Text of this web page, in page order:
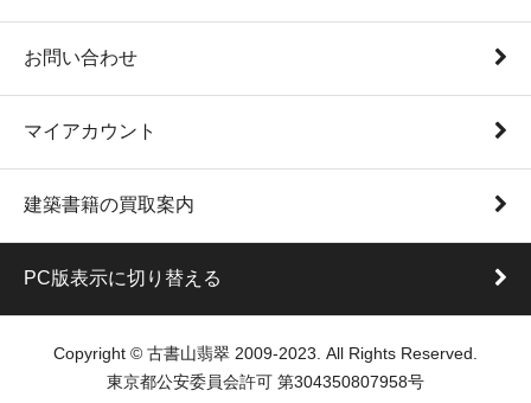
お問い合わせ
マイアカウント
建築書籍の買取案内
PC版表示に切り替える
Copyright © 古書山翡翠 2009-2023. All Rights Reserved.
東京都公安委員会許可 第304350807958号